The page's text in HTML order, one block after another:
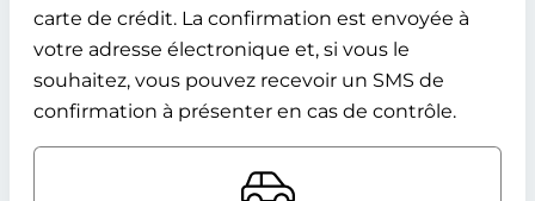
carte de crédit. La confirmation est envoyée à
votre adresse électronique et, si vous le
souhaitez, vous pouvez recevoir un SMS de
confirmation à présenter en cas de contrôle.